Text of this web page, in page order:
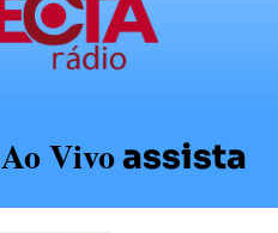
Ao Vivoassista